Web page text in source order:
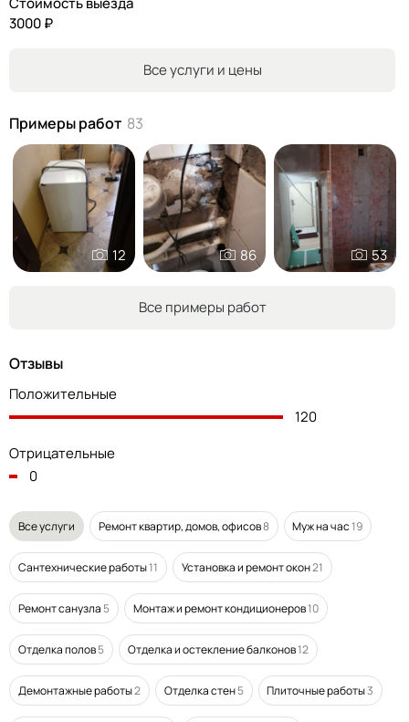
3000 ₽
Все услуги и цены
Примеры работ 83
12 86 53
Все примеры работ
Отзывы
Положительные
120
Отрицательные
0
Все услуги Ремонт квартир, домов, офисов8 Муж на час19
Сантехнические работы11 Установка и ремонт окон21
Ремонт санузла 5 Монтаж и ремонт кондиционеров10
Отделка полов5 Отделка и остекление балконов12
Демонтажные работы2 Отделка стен5 Плиточные работы3